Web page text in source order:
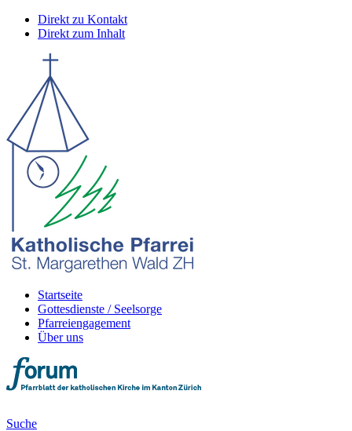
Direkt zu Kontakt
Direkt zum Inhalt
Startseite
Gottesdienste / Seelsorge
Pfarreiengagement
Über uns
Suche